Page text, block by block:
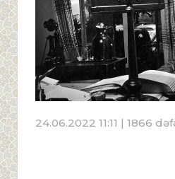
24.06.2022 11:11 | 1866